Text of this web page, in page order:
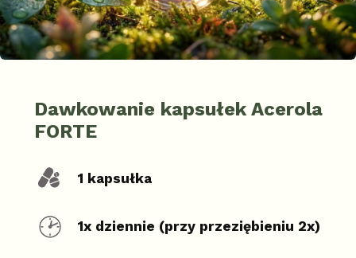
Dawkowanie kapsułek Acerola
FORTE
1 kapsułka
1x dziennie (przy przeziębieniu 2x)